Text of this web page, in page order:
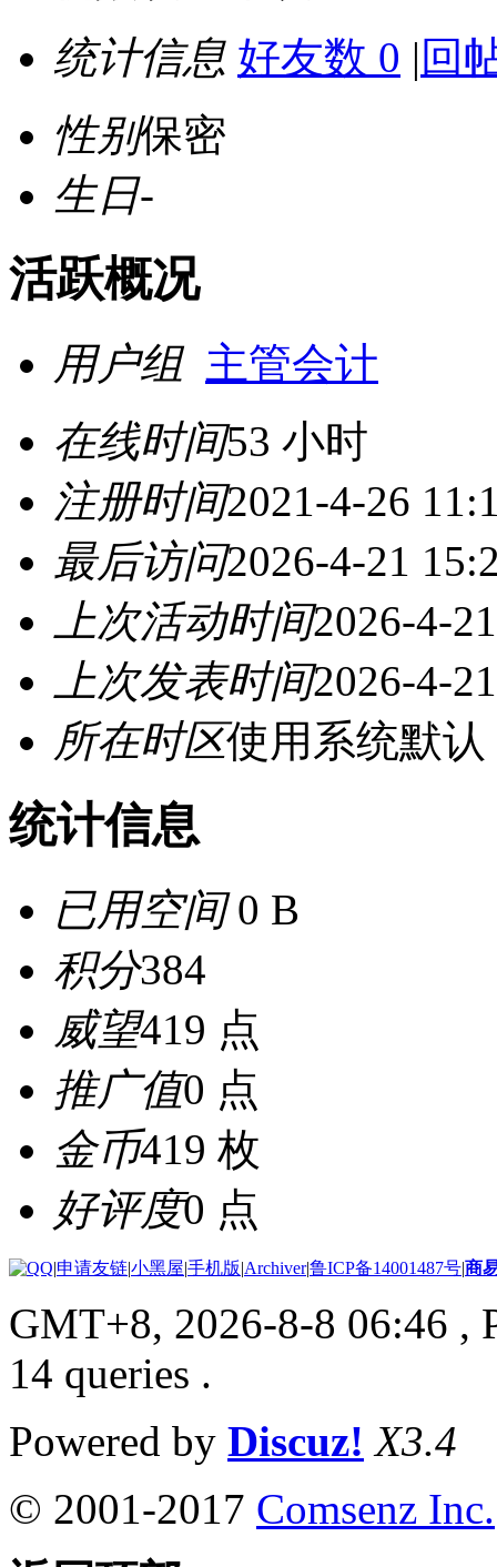
统计信息 好友数 0 | 回
性别保密
生日-
活跃概况
用户组 主管会计
在线时间53 小时
注册时间2021-4-26
最后访问2026-4-21
上次活动时间2026-4-
上次发表时间2026-4-
所在时区使用系统默认
统计信息
已用空间0 B
积分384
威望419 点
推广值0 点
金币419 枚
好评度0 点
|申请友链|小黑屋|手机版|Archiver|鲁ICP备14001487号|商
GMT+8, 2026-8-8 06:46 ,
14 queries .
Powered by Discuz! X3.4
© 2001-2017 Comsenz Inc.